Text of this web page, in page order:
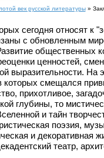
век русской литературы»
сегодня относят к
с обновленным
об­щественных
ценностей,
выразительности.
которых смещался
прихотливое,
глубины, то
и тайн
поэзия,
и декоративная
театр,